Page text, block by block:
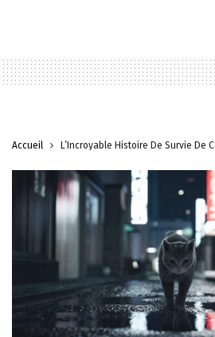
Accueil L’Incroyable Histoire De Survie De